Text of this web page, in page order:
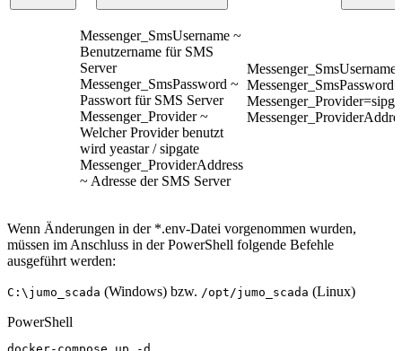
Messenger_SmsUsername ~
Benutzername für SMS
Server
Messenger_SmsPassword ~
Passwort für SMS Server
Messenger_Provider ~
Welcher Provider benutzt
wird yeastar / sipgate
Messenger_ProviderAddress
~ Adresse der SMS Server
Wenn Änderungen in der *.env-Datei vorgenommen wurden,
müssen im Anschluss in der PowerShell folgende Befehle
ausgeführt werden:
C:\jumo_scada (Windows) bzw. /opt/jumo_scada (Linux)
PowerShell